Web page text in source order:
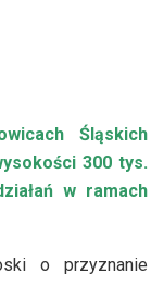
Śląskich
300 tys.
w ramach
o przyznanie